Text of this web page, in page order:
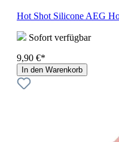
Hot Shot Silicone AEG
Sofort verfügbar
9,90 €*
In den Warenkorb